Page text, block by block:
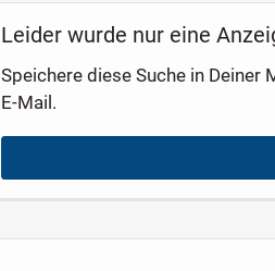
Leider wurde nur eine
Speichere diese Suche in Deiner
E-Mail.